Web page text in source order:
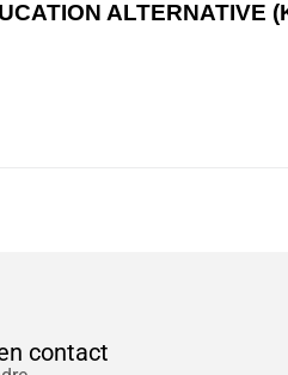
ALTERNATIVE
contact